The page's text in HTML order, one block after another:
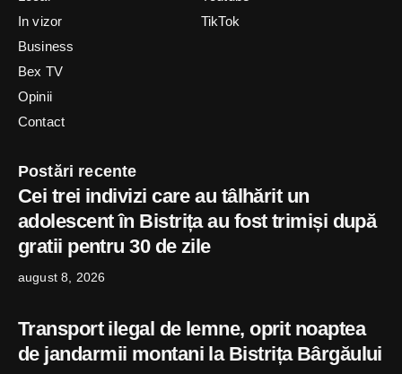
In vizor
Business
Bex TV
Opinii
Contact
TikTok
Postări recente
Cei trei indivizi care au tâlhărit un
adolescent în Bistrița au fost trimiși după
gratii pentru 30 de zile
august 8, 2026
Transport ilegal de lemne, oprit noaptea
de jandarmii montani la Bistrița Bârgăului